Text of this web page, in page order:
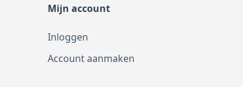
Mijn account
Inloggen
Account aanmaken